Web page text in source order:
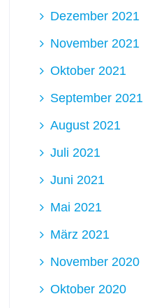
Dezember 2021
November 2021
Oktober 2021
September 2021
August 2021
Juli 2021
Juni 2021
Mai 2021
März 2021
November 2020
Oktober 2020